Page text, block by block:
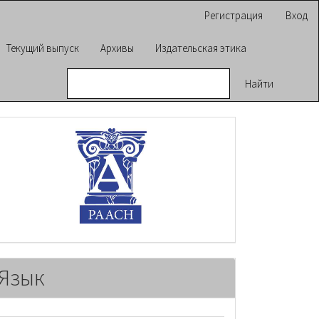
Регистрация Вход
Текущий выпуск Архивы Издательская этика
Найти